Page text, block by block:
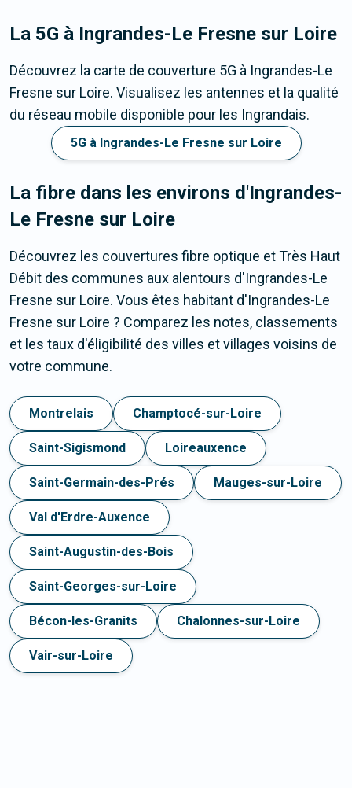
La 5G à Ingrandes-Le Fresne sur Loire
Découvrez la carte de couverture 5G à Ingrandes-Le
Fresne sur Loire. Visualisez les antennes et la qualité
du réseau mobile disponible pour les Ingrandais.
5G à Ingrandes-Le Fresne sur Loire
La fibre dans les environs d'Ingrandes-
Le Fresne sur Loire
Découvrez les couvertures fibre optique et Très Haut
Débit des communes aux alentours d'Ingrandes-Le
Fresne sur Loire. Vous êtes habitant d'Ingrandes-Le
Fresne sur Loire ? Comparez les notes, classements
et les taux d'éligibilité des villes et villages voisins de
votre commune.
Montrelais Champtocé-sur-Loire
Saint-Sigismond Loireauxence
Saint-Germain-des-Prés Mauges-sur-Loire
Val d'Erdre-Auxence
Saint-Augustin-des-Bois
Saint-Georges-sur-Loire
Bécon-les-Granits Chalonnes-sur-Loire
Vair-sur-Loire